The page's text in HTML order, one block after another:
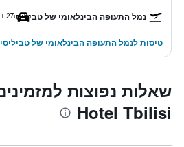
נמל התעופה הבינלאומי של טביליסי27 דקות נסיעה
טיסות לנמל התעופה הבינלאומי של טביליסי
Hotel Tbilisi